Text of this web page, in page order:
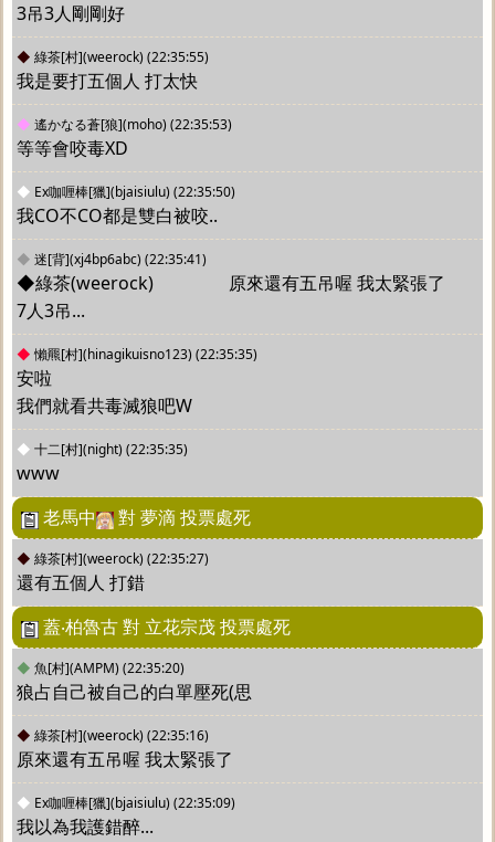
3吊3人剛剛好
◆ 綠茶[村](weerock) (22:35:55)
我是要打五個人 打太快
◆ 遙かなる蒼[狼](moho) (22:35:53)
等等會咬毒XD
◆ Ex咖喱棒[獵](bjaisiulu) (22:35:50)
我CO不CO都是雙白被咬..
◆ 迷[背](xj4bp6abc) (22:35:41)
◆綠茶(weerock) 		原來還有五吊喔 我太緊張了
7人3吊...
◆ 懶羆[村](hinagikuisno123) (22:35:35)
安啦
我們就看共毒滅狼吧W
◆ 十二[村](night) (22:35:35)
www
老馬中
對 夢滴 投票處死
◆ 綠茶[村](weerock) (22:35:27)
還有五個人 打錯
蓋‧柏魯古 對 立花宗茂 投票處死
◆ 魚[村](AMPM) (22:35:20)
狼占自己被自己的白單壓死(思
◆ 綠茶[村](weerock) (22:35:16)
原來還有五吊喔 我太緊張了
◆ Ex咖喱棒[獵](bjaisiulu) (22:35:09)
我以為我護錯醉...